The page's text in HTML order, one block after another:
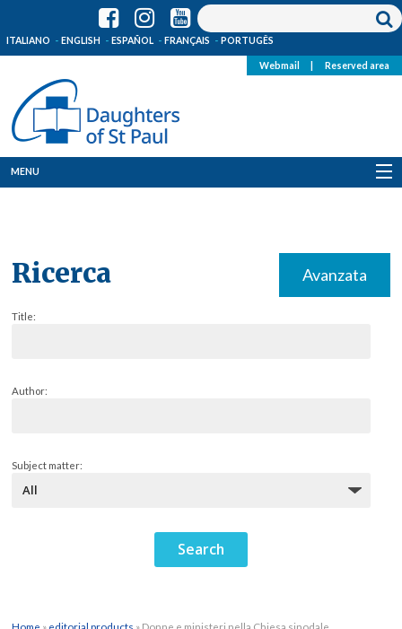
ITALIANO ENGLISH ESPAÑOL FRANÇAIS PORTUGÊS
Webmail Reserved area
MENU
Ricerca Avanzata
Title:
Author:
Subject matter:
Home » editorial products » Donne e ministeri nella Chiesa sinodale